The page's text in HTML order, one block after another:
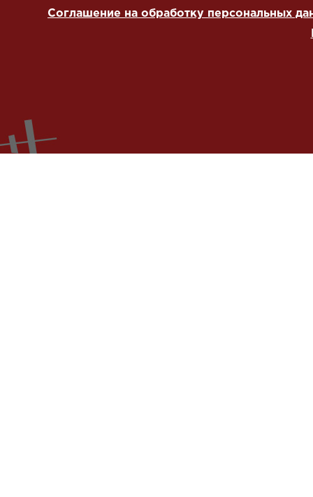
Соглашение на обработку персональных